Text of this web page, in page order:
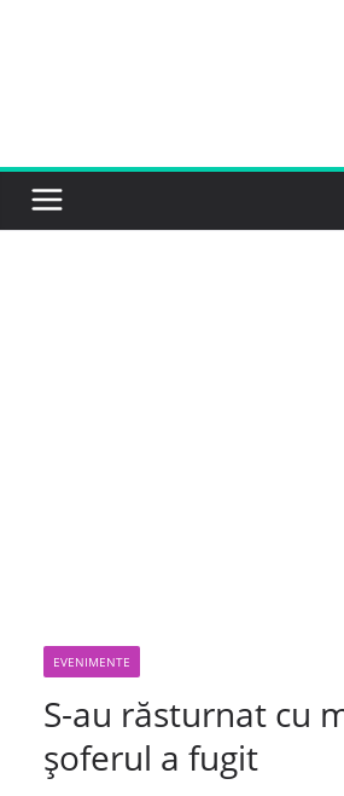
EVENIMENTE
S-au răsturnat cu
șoferul a fugit